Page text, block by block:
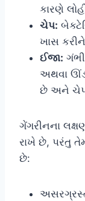
કારણે
ચેપ:
ખાસ
ઈજા:
અથવા
છે અને
ગેંગરીનના
રાખે છે, પરંતુ
છે:
અસરગ્રસ્ત